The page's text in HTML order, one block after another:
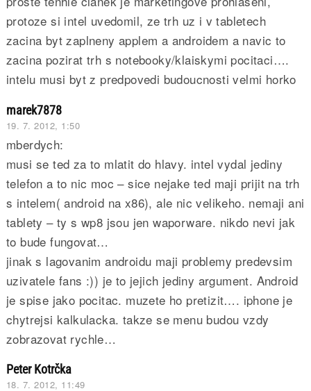
protoze si intel uvedomil, ze trh uz i v tabletech
zacina byt zaplneny applem a androidem a navic to
zacina pozirat trh s notebooky/klaiskymi pocitaci….
intelu musi byt z predpovedi budoucnosti velmi horko
marek7878
19. 7. 2012, 1:50
mberdych:
musi se ted za to mlatit do hlavy. intel vydal jediny
telefon a to nic moc – sice nejake ted maji prijit na trh
s intelem( android na x86), ale nic velikeho. nemaji ani
tablety – ty s wp8 jsou jen waporware. nikdo nevi jak
to bude fungovat…
jinak s lagovanim androidu maji problemy predevsim
uzivatele fans :)) je to jejich jediny argument. Android
je spise jako pocitac. muzete ho pretizit…. iphone je
chytrejsi kalkulacka. takze se menu budou vzdy
zobrazovat rychle…
Peter Kotrčka
18. 7. 2012, 11:49